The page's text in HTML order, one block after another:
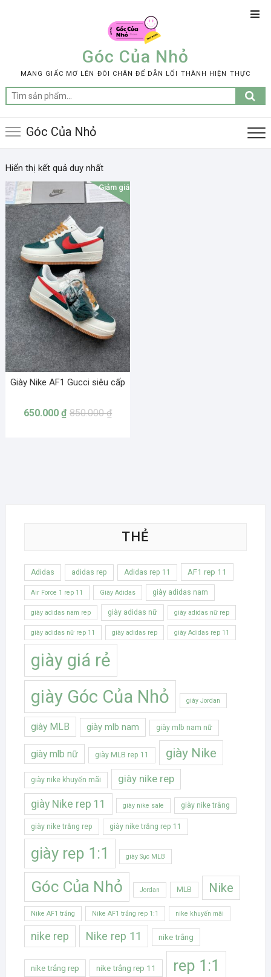
Góc Của Nhỏ
MANG GIẤC MƠ LÊN ĐÔI CHÂN ĐỂ DẪN LỐI THÀNH HIỆN THỰC
Tìm
kiếm:
Góc Của Nhỏ
Hiển thị kết quả duy nhất
Giảm giá!
Giày Nike AF1 Gucci siêu cấp
850.000₫
650.000₫
THẺ
Adidas adidas rep Adidas rep 11 AF1 rep 11
Air Force 1 rep 11 Giày Adidas giày adidas nam
giày adidas nam rep giày adidas nữ giày adidas nữ rep
giày adidas nữ rep 11 giày adidas rep giày Adidas rep 11
giày giá rẻ
giày Góc Của Nhỏ
giày Jordan
giày MLB giày mlb nam giày mlb nam nữ
giày mlb nữ giày MLB rep 11 giày Nike
giày nike khuyến mãi giày nike rep
giày Nike rep 11 giày nike sale giày nike trắng
giày nike trắng rep giày nike trắng rep 11
giày rep 1:1 giày Sục MLB
Góc Của Nhỏ Jordan MLB Nike
Nike AF1 trắng Nike AF1 trắng rep 1:1 nike khuyến mãi
nike rep Nike rep 11 nike trắng
nike trắng rep nike trắng rep 11 rep 1:1